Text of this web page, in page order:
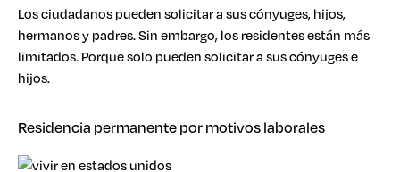
Los ciudadanos pueden solicitar a sus cónyuges, hijos,
hermanos y padres. Sin embargo, los residentes están más
limitados. Porque solo pueden solicitar a sus cónyuges e
hijos.
Residencia permanente por motivos laborales